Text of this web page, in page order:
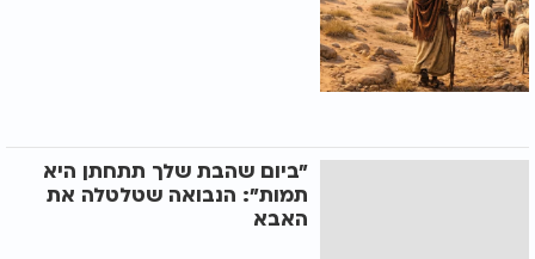
"ביום שהבת שלך תתחתן היא
תמות": הנבואה שטלטלה את
האבא